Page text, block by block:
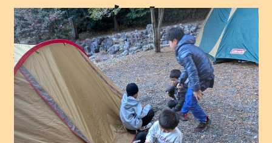
た！
投稿日: 2026年1月1日2
0
2
6
年
1
月
1
投稿者:静治